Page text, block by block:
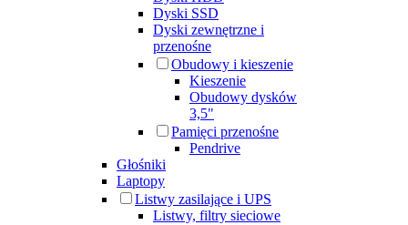
Dyski SSD
Dyski zewnętrzne i
przenośne
Obudowy i kieszenie
Kieszenie
Obudowy dysków
3,5"
Pamięci przenośne
Pendrive
Głośniki
Laptopy
Listwy zasilające i UPS
Listwy, filtry sieciowe